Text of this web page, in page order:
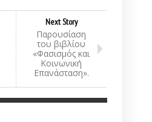
Next Story
Παρουσίαση
του βιβλίου
«Φασισμός και
Κοινωνική
Επανάσταση».